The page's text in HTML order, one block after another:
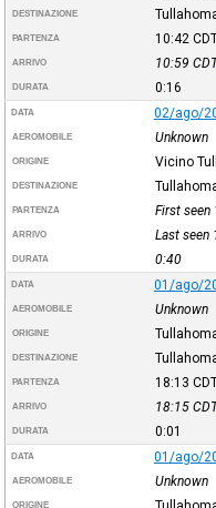
DESTINAZIONE
PARTENZA 10:42
ARRIVO 10:59
DURATA 0:16
DATA 02/ago/
AEROMOBILE Unknown
ORIGINE Vicino
DESTINAZIONE
PARTENZA First seen
ARRIVO Last seen
DURATA 0:40
DATA 01/ago/
AEROMOBILE Unknown
ORIGINE
DESTINAZIONE
PARTENZA 18:13
ARRIVO 18:15
DURATA 0:01
DATA 01/ago/
AEROMOBILE Unknown
ORIGINE